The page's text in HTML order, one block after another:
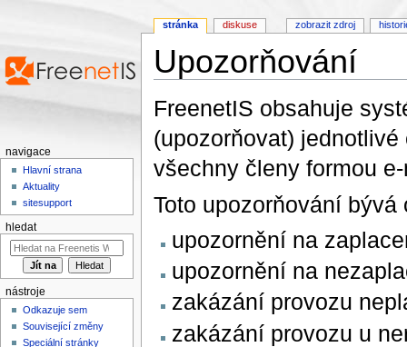
Upozorňování
FreenetIS obsahuje
(upozorňovat)
všechny členy formou
Toto upozorňování
upozornění na
upozornění na
zakázání provozu
zakázání provozu u
stránka diskuse zobrazit zdroj
navigace
Hlavní strana
Aktuality
sitesupport
hledat
nástroje
Odkazuje sem
Související změny
Speciální stránky